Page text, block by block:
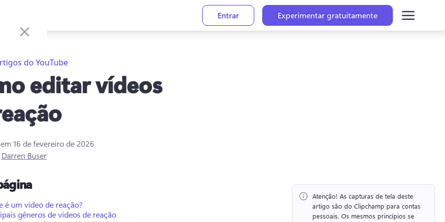
Entrar Experimentar gratuitamente
do YouTube
editar vídeos
16 de fevereiro de 2026
Darren Buser
é um vídeo de reação?
gêneros de vídeos de reação
Atenção! As capturas de tela deste
artigo são do Clipchamp para contas
pessoais. Os mesmos princípios se